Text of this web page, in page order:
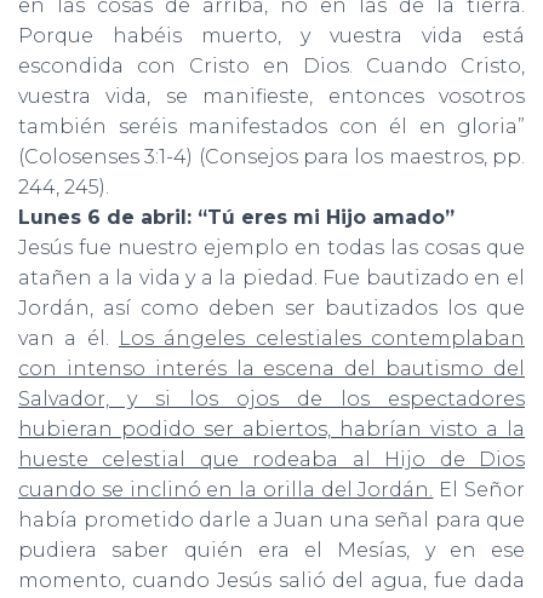
en las cosas de arriba, no en las de la tierra.
Porque habéis muerto, y vuestra vida está
escondida con Cristo en Dios. Cuando Cristo,
vuestra vida, se manifieste, entonces vosotros
también seréis manifestados con él en gloria”
(Colosenses 3:1-4) (Consejos para los maestros, pp.
244, 245).
Lunes 6 de abril: “Tú eres mi Hijo amado”
Jesús fue nuestro ejemplo en todas las cosas que
atañen a la vida y a la piedad. Fue bautizado en el
Jordán, así como deben ser bautizados los que
van a él. Los ángeles celestiales contemplaban
con intenso interés la escena del bautismo del
Salvador, y si los ojos de los espectadores
hubieran podido ser abiertos, habrían visto a la
hueste celestial que rodeaba al Hijo de Dios
cuando se inclinó en la orilla del Jordán. El Señor
había prometido darle a Juan una señal para que
pudiera saber quién era el Mesías, y en ese
momento, cuando Jesús salió del agua, fue dada